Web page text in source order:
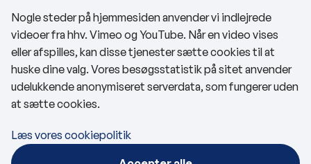
Telefon- og åbningstider
Tilgængelighedserklæring
Privatlivspolitik
Cookies
Følg os
Nogle steder på hjemmesiden anvender vi indlejrede
videoer fra hhv. Vimeo og YouTube. Når en video vises
eller afspilles, kan disse tjenester sætte cookies til at
huske dine valg. Vores besøgsstatistik på sitet anvender
udelukkende anonymiseret serverdata, som fungerer uden
at sætte cookies.
Læs vores cookiepolitik